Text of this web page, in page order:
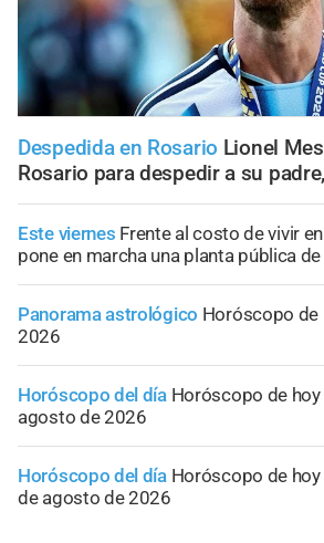
Despedida en Rosario Lionel
Rosario para despedir a su
Este viernes Frente al costo de vivir
pone en marcha una planta pública
Panorama astrológico Horóscopo de
2026
Horóscopo del día Horóscopo de
agosto de 2026
Horóscopo del día Horóscopo de
de agosto de 2026